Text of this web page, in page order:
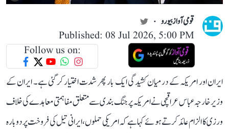
قومی آواز بیورو
Published: 08 Jul 2026, 5:00 PM
Follow us on:
ایران اور امریکہ کے درمیان کشیدگی ایک بار پھر شدت اختیار کر گئی ہے۔ ایران کے
وزیر خارجہ عباس عراقچی نے امریکہ پر جنگ بندی سے متعلق مفاہمتی معاہدے کی خلاف
ورزی کا الزام عائد کرتے ہوئے کہا ہے کہ امریکی حملوں، ایرانی تیل کی فروخت پر دوبارہ